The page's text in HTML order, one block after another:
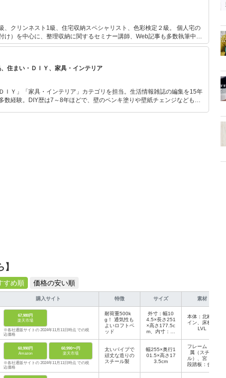
リンネスト1級、住宅収納スペシャリスト、色彩検定２級。 個人宅の
け）を中心に、整理収納に関するセミナー講師、Web記事も多数執筆中。
誌のレポーターとしても活動し、生活を楽
住まい・ＤＩＹ、家具・インテリア
ＩＹ」「家具・インテリア」カテゴリを担当。生活情報雑誌の編集を15年
数経験。DIY歴は7～8年ほどで、壁のペンキ塗りや壁紙チェンジなどもチ
すめ順 価格の安い順
購入サイト 特徴 サイズ 素材
67,980円
楽天市場
※各社通販サイトの 2024年11月11日時点 での税
込価格
耐荷重500k
g！ 通気性も
よいロフトベ
ッド
外寸：幅10
4.5×長さ251
×高さ177.5c
m、内寸：幅
本体：北欧パ
イン、床板：
LVL
60,990円
Amazon
60,990〜円
楽天市場
※各社通販サイトの 2024年11月11日時点 での税
込価格
太いパイプで
頑丈な造りの
スチール製
幅255×奥行1
01.5×高さ17
3.5cm
フレーム：金
属（スチー
ル）、宮・階
段踏板：合成